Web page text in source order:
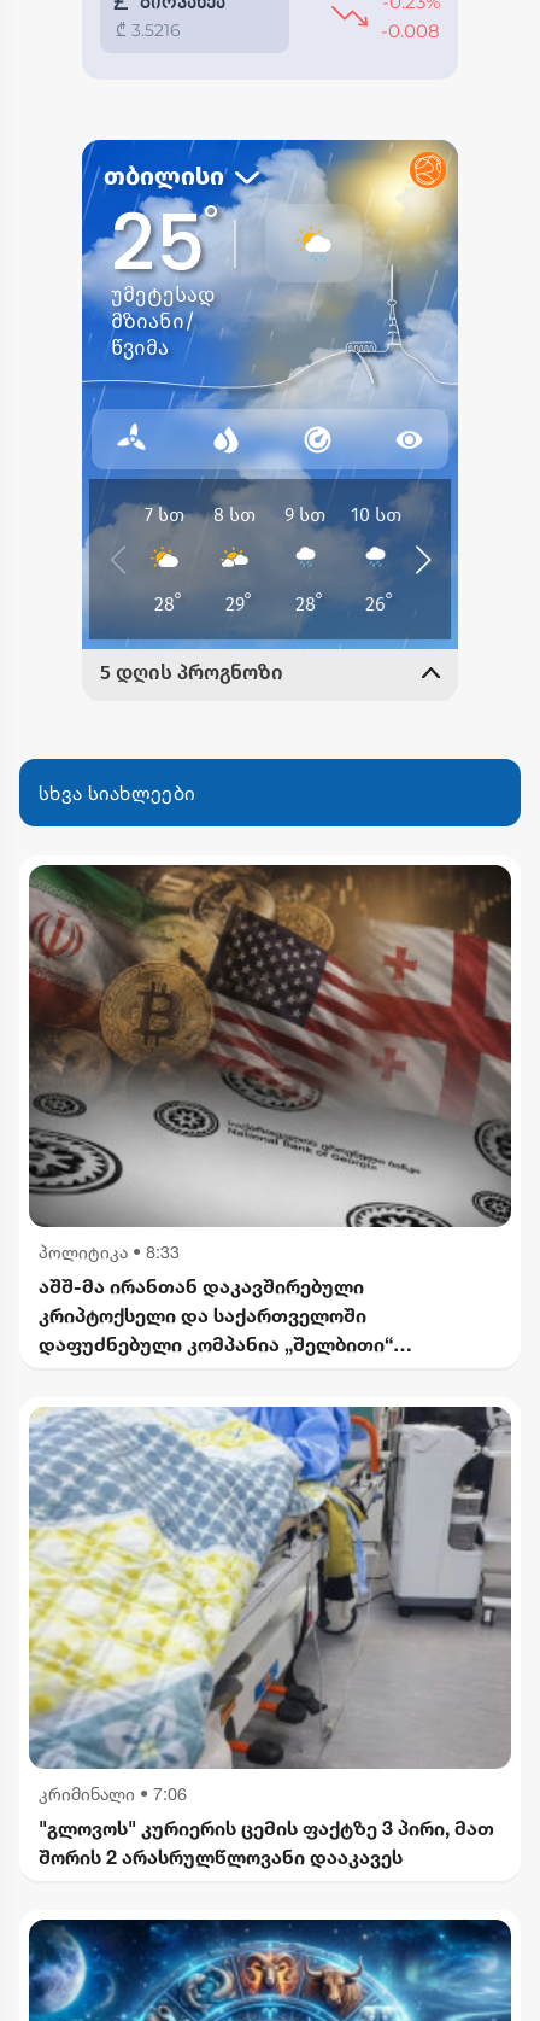
სხვა სიახლეები
პოლიტიკა • 8:33
აშშ-მა ირანთან დაკავშირებული
კრიპტოქსელი და საქართველოში
დაფუძნებული კომპანია „შელბითი“
კრიმინალი • 7:06
"გლოვოს" კურიერის ცემის ფაქტზე 3 პირი, მათ
შორის 2 არასრულწლოვანი დააკავეს